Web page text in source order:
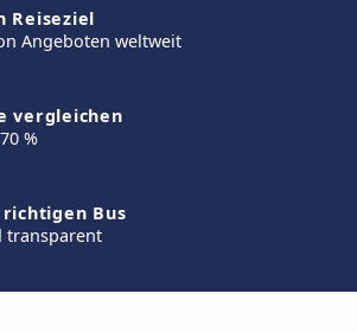
Reiseziel
Angeboten weltweit
vergleichen
%
Bus
transparent